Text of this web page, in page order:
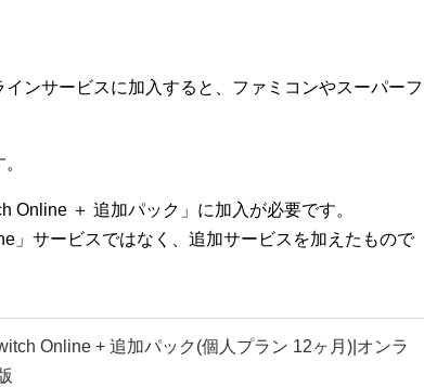
ンサービスに加入すると、ファミコンやスーパーフ
Online ＋ 追加パック」に加入が必要です。
」サービスではなく、追加サービスを加えたもので
Online + 追加パック(個人プラン 12ヶ月)|オンラ